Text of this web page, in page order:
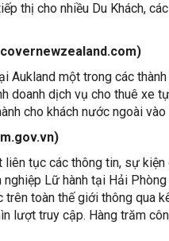
thị cho nhiều Du Khách,
Aukland một trong các
doanh dịch vụ cho thuê xe
cho khách nước ngoài
tục các thông tin, sự kiện
Lữ hành tại Hải
toàn thế giới thông qua
lượt truy cập. Hàng trăm